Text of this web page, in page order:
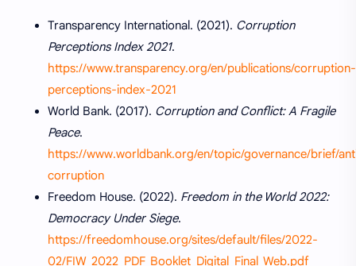
Transparency International. (2021). Corruption
Perceptions Index 2021.
https://www.transparency.org/en/publications/corruption-
perceptions-index-2021
World Bank. (2017). Corruption and Conflict: A Fragile
Peace.
https://www.worldbank.org/en/topic/governance/brief/
corruption
Freedom House. (2022). Freedom in the World 2022:
Democracy Under Siege.
https://freedomhouse.org/sites/default/files/2022-
02/FIW_2022_PDF_Booklet_Digital_Final_Web.pdf